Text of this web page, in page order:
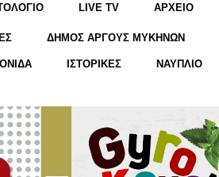
LIVE TV ΑΡΧΕΙΟ
ΔΗΜΟΣ ΑΡΓΟΥΣ ΜΥΚΗΝΩΝ
ΙΣΤΟΡΙΚΕΣ ΝΑΥΠΛΙΟ